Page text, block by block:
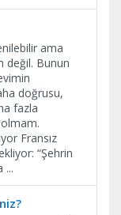
ama
değil. Bunun
doğrusu,
fazla
Fransız
“Şehrin
...